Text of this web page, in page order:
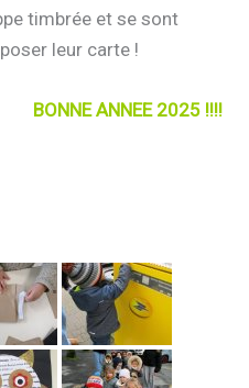
timbrée et se sont
leur carte !
2025 !!!!